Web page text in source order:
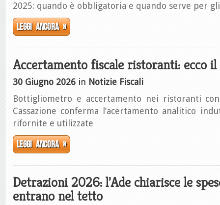
2025: quando è obbligatoria e quando serve per
Leggi ancora »
Accertamento fiscale ristoranti: ecco
30 Giugno 2026 in Notizie Fiscali
Bottigliometro e accertamento nei ristoranti con
Cassazione conferma l’acertamento analitico
rifornite e utilizzate
Leggi ancora »
Detrazioni 2026: l’Ade chiarisce le
entrano nel tetto